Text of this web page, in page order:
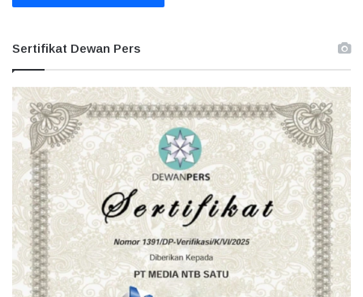
Sertifikat Dewan Pers